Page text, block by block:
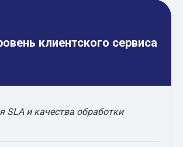
клиентского сервиса
SLA и качества обработки